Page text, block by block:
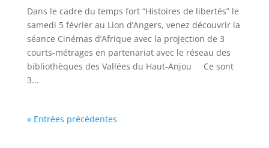
Dans le cadre du temps fort “Histoires de libertés” le
samedi 5 février au Lion d’Angers, venez découvrir la
séance Cinémas d’Afrique avec la projection de 3
courts-métrages en partenariat avec le réseau des
bibliothèques des Vallées du Haut-Anjou Ce sont
3...
« Entrées précédentes